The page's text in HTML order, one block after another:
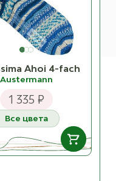
Ahoi 4-fach
Austermann
1 335 ₽
Все цвета